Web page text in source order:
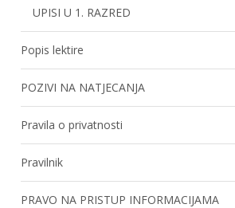
UPISI U 1. RAZRED
Popis lektire
POZIVI NA NATJECANJA
Pravila o privatnosti
Pravilnik
PRAVO NA PRISTUP INFORMACIJAMA